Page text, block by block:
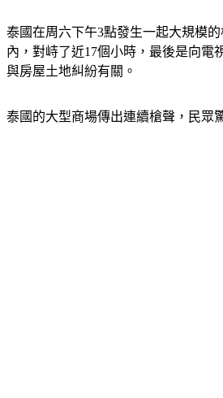
泰國在周六下午3點發生一起大規模
內，對峙了近17個小時，最後是向
與房屋土地糾紛有關。
泰國的大型商場傳出連續槍聲，民眾